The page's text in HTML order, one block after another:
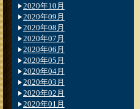
2020年10月
2020年09月
2020年08月
2020年07月
2020年06月
2020年05月
2020年04月
2020年03月
2020年02月
2020年01月